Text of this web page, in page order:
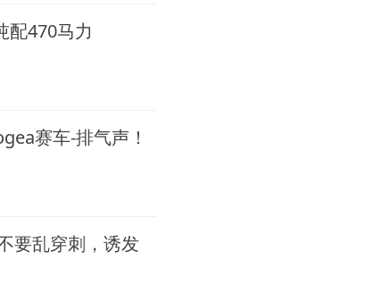
配470马力
赛车-排气声！
要乱穿刺，诱发